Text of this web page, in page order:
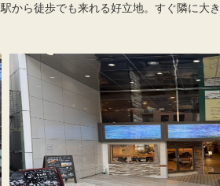
駅から徒歩でも来れる好立地。すぐ隣に大